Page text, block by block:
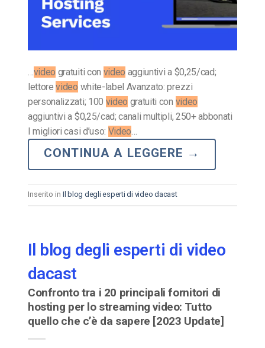
…video gratuiti con video aggiuntivi a $0,25/cad;
lettorevideo white-label Avanzato: prezzi
personalizzati; 100 video gratuiti con video
aggiuntivi a $0,25/cad; canali multipli, 250+ abbonati
I migliori casi d’uso: Video…
CONTINUA A LEGGERE →
Inserito in Il blog degli esperti di video dacast
Il blog degli esperti di video
dacast
Confronto tra i 20 principali fornitori di
hosting per lo streaming video: Tutto
quello che c’è da sapere [2023 Update]